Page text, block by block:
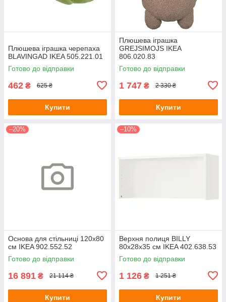
Плюшева іграшка черепаха
BLAVINGAD IKEA 505.221.01
Готово до відправки
462 ₴ 625 ₴
Купити
Плюшева іграшка
GREJSIMOJS IKEA
806.020.83
Готово до відправки
1 747 ₴ 2 330 ₴
Купити
–20%
Основа для стільниці 120x80
см IKEA 902.552.52
Готово до відправки
16 891 ₴ 21 114 ₴
Купити
–10%
Верхня полиця BILLY
80х28х35 см IKEA 402.638.53
Готово до відправки
1 126 ₴ 1 251 ₴
Купити